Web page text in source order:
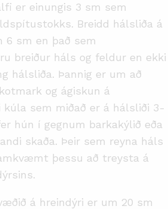
er einungis 3 sm sem
Breidd hálsliða á
6 sm en það sem
breiður háls og feldur en ekki
hálsliða. Þannig er um að
og ágiskun á
kúla sem miðað er á hálsliði 3-
hún í gegnum barkakýlið eða
skaða. Þeir sem reyna háls
þessu að treysta á
á hreindýri er um 20 sm